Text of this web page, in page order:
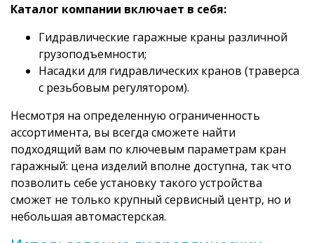
Каталог компании включает в себя:
Гидравлические гаражные краны различной
грузоподъемности;
Насадки для гидравлических кранов (траверса
с резьбовым регулятором).
Несмотря на определенную ограниченность
ассортимента, вы всегда сможете найти
подходящий вам по ключевым параметрам кран
гаражный: цена изделий вполне доступна, так что
позволить себе установку такого устройства
сможет не только крупный сервисный центр, но и
небольшая автомастерская.